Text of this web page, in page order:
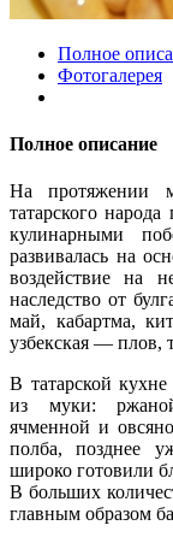
Полное
Фотогалерея
Полное описание
На протяжении
татарского
кулинарными
развивалась на
воздействие на
наследство от
май, кабартма,
узбекская — плов,
В татарской
из муки:
ячменной и
полба, позднее
широко готовили
В больших
главным образом